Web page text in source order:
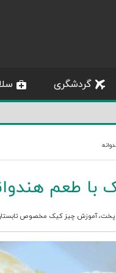
گردشگری
با طعم
پخت،آموزش چیز کیک مخصوص